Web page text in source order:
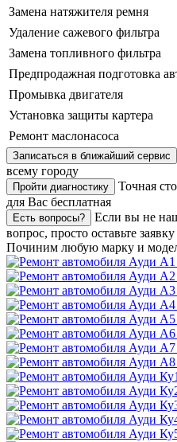
Замена натяжителя ремня
Удаление сажевого фильтра
Замена топливного фильтра
Предпродажная подготовка
Промывка двигателя
Установка защиты картера
Ремонт маслонасоса
Записаться в ближайший сервис
всему городу
Пройти диагностику
Точная
для Вас бесплатная
Есть вопросы?
Если вы не
вопрос, просто оставьте заявку
Починим любую марку и